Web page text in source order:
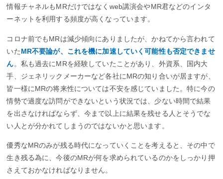
情報チャネルもMRだけではなくweb講演会やMR君などのインタ
ーネットを利用する頻度が高くなっています。
コロナ前でもMRは減少傾向にありましたが、かねてから言われて
いたMR不要論が、これを機に加速していく可能性も否定できませ
ん。私も過去にMRを経験していたことがあり、外資系、国内大
手、ジェネリックメーカーなど各社にMRの知り合いが居ますが、
皆一様にMRの将来性については不安を感じていました。特に今の
情勢で過度な訪問ができないという状況では、少ない時間で結果
を出さなければならず、今まで以上に結果を残せる人とそうでな
い人とが分かれてしまうのではないかと思います。
優秀なMRのみが残る時代になっていくことを考えると、その中で
生き残る為に、今後のMRが何を求められているのかをしっかり押
さえておかなければなりません。